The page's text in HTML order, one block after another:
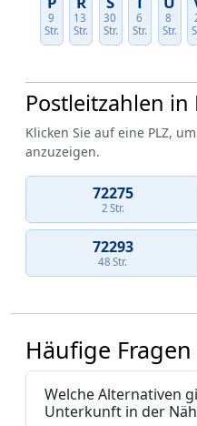
9
Str.
13
Str.
30
Str.
6
Str.
8
Str.
Postleitzahlen
Klicken Sie auf eine PLZ,
anzuzeigen.
72275
2 Str.
72293
48 Str.
Häufige Fragen
Welche Alternativen
Unterkunft in der